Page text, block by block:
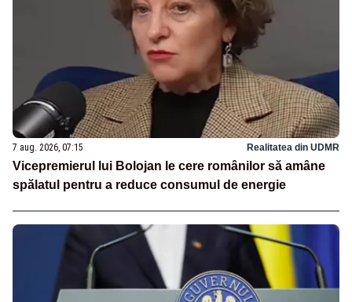
7 aug. 2026, 07:15 Realitatea din UDMR
Vicepremierul lui Bolojan le cere românilor să amâne
spălatul pentru a reduce consumul de energie